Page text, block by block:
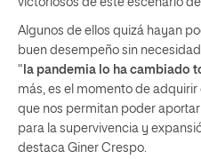
Algunos de ellos quizá hayan
buen desempeño sin
“ la pandemia lo ha cambiado
más, es el momento de
que nos permitan poder
para la supervivencia y
destaca Giner Crespo.